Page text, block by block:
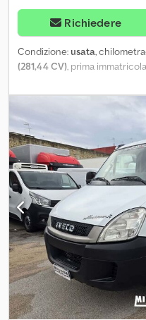
Richiedere
Condizione:usata,
(281,44 CV), prima
peso complessivo:18.000 kg,
freno
corta
6, sospensione: acciaio-aria,
ABS, aria condizionata,
centralizzata, computer di
crociera, freno ad aria
Iveco Eurocargo 4x2
Euro6 | Sponda idraulica
ad aria | Gancio di traino |
riscaldamento autonomo |
di carico L: 7,50 m, L: 2,45 m,
vendita preventiva. Codpsyyb